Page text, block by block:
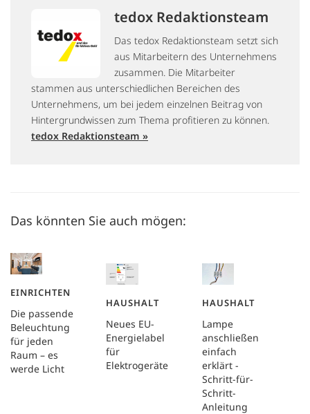
tedox Redaktionsteam
Das tedox Redaktionsteam setzt sich
aus Mitarbeitern des Unternehmens
zusammen. Die Mitarbeiter
stammen aus unterschiedlichen Bereichen des
Unternehmens, um bei jedem einzelnen Beitrag von
Hintergrundwissen zum Thema profitieren zu können.
tedox Redaktionsteam »
Das könnten Sie auch mögen:
Die passende
Beleuchtung
für jeden
Raum – es
werde Licht
EINRICHTEN
Neues EU-
Energielabel
für
Elektrogeräte
HAUSHALT
Lampe
anschließen
einfach
erklärt -
Schritt-für-
Schritt-
Anleitung
HAUSHALT